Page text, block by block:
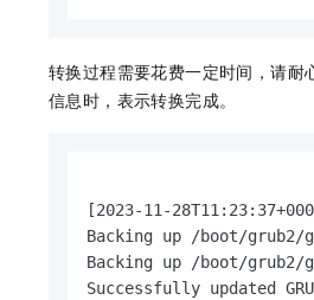
转换过程需要花费一定时间，请耐
信息时，表示转换完成。
[2023-11-
Backing up /boot/grub2/
Backing up /boot/grub2/
Successfully updated